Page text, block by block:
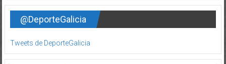
@DeporteGalicia
Tweets de DeporteGalicia